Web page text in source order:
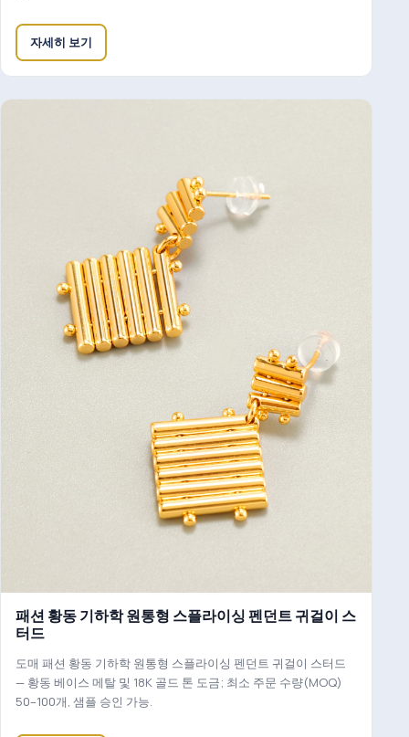
자세히 보기
패션 황동 기하학 원통형 스플라이싱 펜던트 귀걸이 스
터드
도매 패션 황동 기하학 원통형 스플라이싱 펜던트 귀걸이 스터드
— 황동 베이스 메탈 및 18K 골드 톤 도금; 최소 주문 수량(MOQ)
50–100개, 샘플 승인 가능.